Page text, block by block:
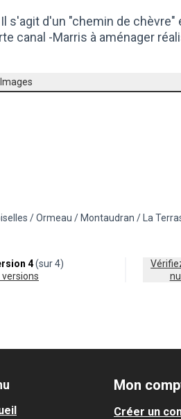
Il s'agit d'un "chemin de chèvre"
canal -Marris à aménager
Images
transports
le secteur : 12 - Pont des Demoiselles
/ Ormeau / Montaudran / La
4(sur 4)
versions
Vérifiez l'empreinte
Mon
Créer un